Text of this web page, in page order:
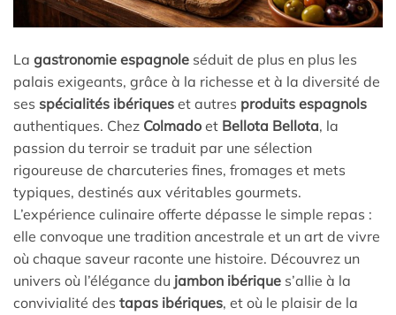
La gastronomie espagnole séduit de plus en plus les
palais exigeants, grâce à la richesse et à la diversité de
ses spécialités ibériques et autres produits espagnols
authentiques. Chez Colmado et Bellota Bellota, la
passion du terroir se traduit par une sélection
rigoureuse de charcuteries fines, fromages et mets
typiques, destinés aux véritables gourmets.
L’expérience culinaire offerte dépasse le simple repas :
elle convoque une tradition ancestrale et un art de vivre
où chaque saveur raconte une histoire. Découvrez un
univers où l’élégance du jambon ibérique s’allie à la
convivialité des tapas ibériques, et où le plaisir de la